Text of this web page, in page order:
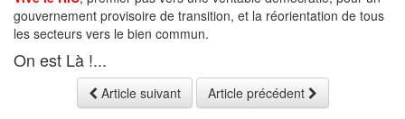
gouvernement provisoire de transition, et la réorientation de tous
les secteurs vers le bien commun.
On est Là !...
Article suivant Article précédent